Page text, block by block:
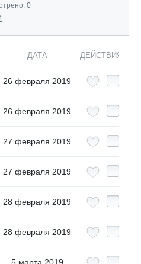
0
ДАТА ДЕЙСТВИЯ
26 февраля 2019
26 февраля 2019
27 февраля 2019
27 февраля 2019
28 февраля 2019
28 февраля 2019
5 марта 2019